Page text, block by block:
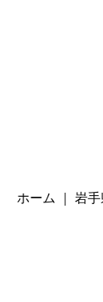
ホーム ｜ 岩